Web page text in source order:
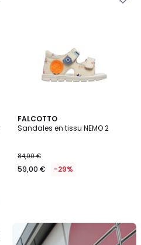
FALCOTTO
Sandales en tissu NEMO 2
84,00 €
59,00 € -29%
Nouveau